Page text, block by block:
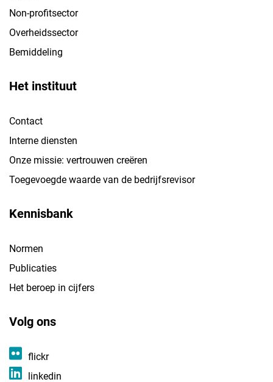
Non-profitsector
Overheidssector
Bemiddeling
Het instituut
Contact
Interne diensten
Onze missie: vertrouwen creëren
Toegevoegde waarde van de bedrijfsrevisor
Kennisbank
Normen
Publicaties
Het beroep in cijfers
Volg ons
flickr
linkedin